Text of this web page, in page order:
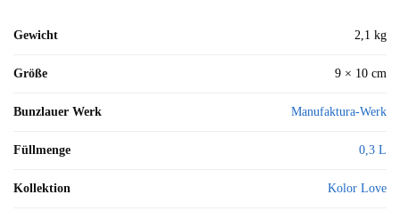
Gewicht 2,1 kg
Größe 9 × 10 cm
Bunzlauer Werk Manufaktura-Werk
Füllmenge 0,3 L
Kollektion Kolor Love